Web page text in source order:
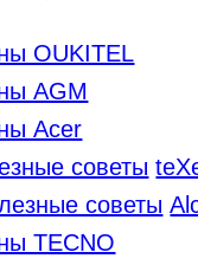
OUKITEL
AGM
Acer
советы
советы
TECNO